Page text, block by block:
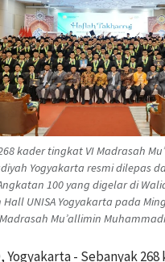
kader tingkat VI Madrasah
Yogyakarta resmi dilepas
100 yang digelar di
UNISA Yogyakarta pada
Mu’allimin
Yogyakarta - Sebanyak